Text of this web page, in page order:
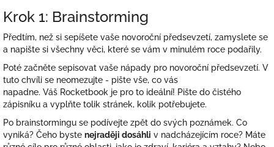
Krok 1: Brainstorming
Předtím, než si sepíšete vaše novoroční předsevzetí, zamyslete se
a napište si všechny věci, které se vám v minulém roce podařily.
Poté začněte sepisovat vaše nápady pro novoroční předsevzetí. V
tuto chvíli se neomezujte - pište vše, co vás
napadne. Váš Rocketbook je pro to ideální! Pište do čistého
zápisníku a vyplňte tolik stránek, kolik potřebujete.
Po brainstormingu se podívejte zpět do svých poznámek. Co
vyniká? Čeho byste nejraději dosáhli v nadcházejícím roce? Máte